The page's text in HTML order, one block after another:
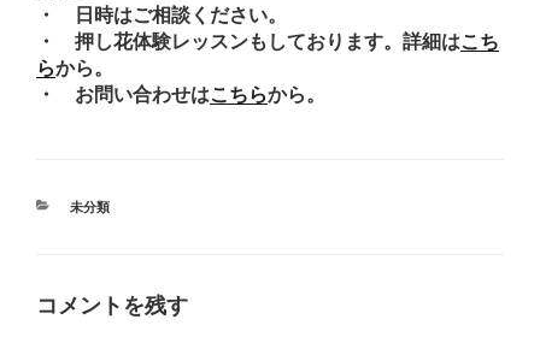
・ 日時はご相談ください。
・ 押し花体験レッスンもしております。詳細はこち
らから。
・ お問い合わせはこちらから。
カ
未分類
コメントを残す